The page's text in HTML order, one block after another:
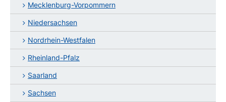
Mecklenburg-Vorpommern
Niedersachsen
Nordrhein-Westfalen
Rheinland-Pfalz
Saarland
Sachsen